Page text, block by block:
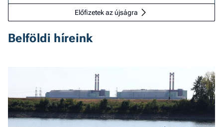
Előfizetek az újságra
Belföldi híreink